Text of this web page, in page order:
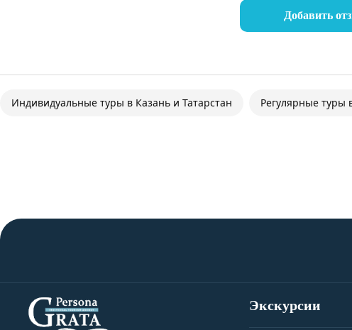
Добавить
Индивидуальные туры в Казань и Татарстан Регулярные туры
Экскурсии